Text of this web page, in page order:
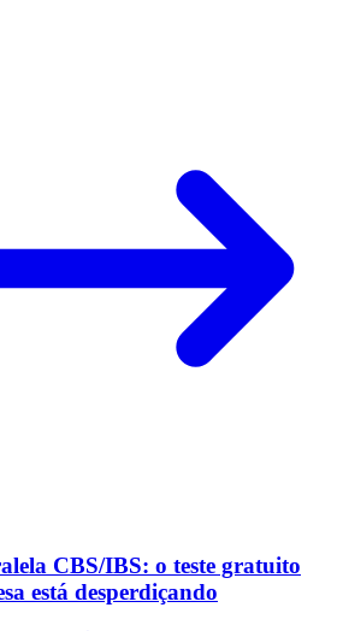
CBS/IBS: o teste gratuito
está desperdiçando